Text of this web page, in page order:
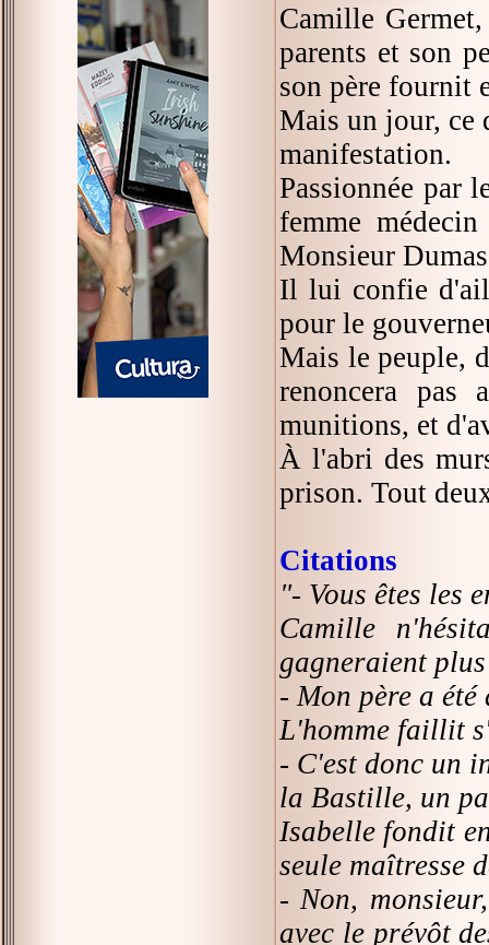
Camille
parents et son
son père fournit
Mais un jour, ce
manifestation.
Passionnée par
femme
Monsieur
Il lui confie
pour le
Mais le peuple,
renoncera
munitions, et
À l'abri des
prison. Tout
Citations
"- Vous êtes les
Camille
gagneraient
- Mon père a
L'homme faillit
- C'est donc un
la Bastille, un
Isabelle fondit
seule maîtresse
- Non,
avec le prévôt